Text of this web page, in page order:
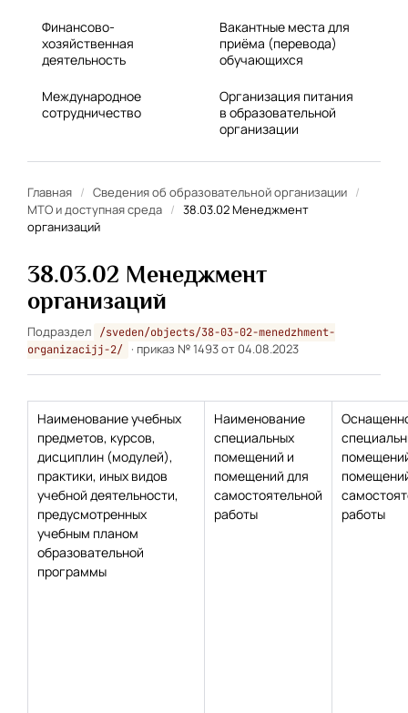
Финансово-
хозяйственная
деятельность
Вакантные места для
приёма (перевода)
обучающихся
Международное
сотрудничество
Организация питания
в образовательной
организации
Главная / Сведения об образовательной организации /
МТО и доступная среда / 38.03.02 Менеджмент
организаций
38.03.02 Менеджмент
организаций
Подраздел
/sveden/objects/38-03-02-menedzhment-
organizacijj-2/
· приказ № 1493 от 04.08.2023
Наименование учебных
предметов, курсов,
дисциплин (модулей),
практики, иных видов
учебной деятельности,
предусмотренных
учебным планом
образовательной
программы
Наименование
специальных
помещений и
помещений для
самостоятельной
работы
работы